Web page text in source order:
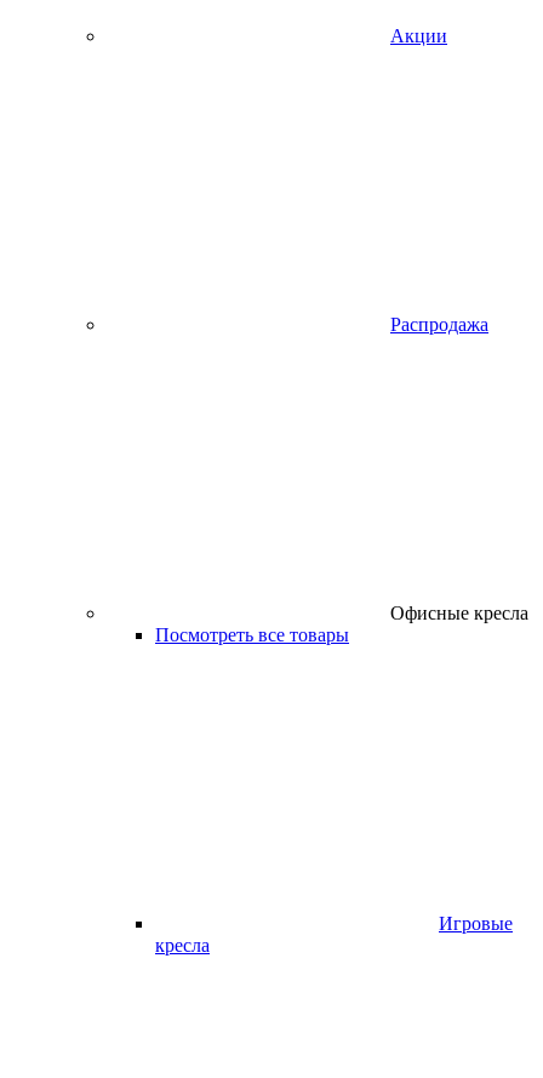
Акции
Распродажа
Офисные кресла
Посмотреть все товары
Игровые
кресла